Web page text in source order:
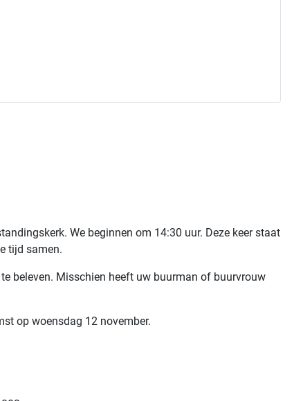
We beginnen om 14:30 uur. Deze keer staat
tijd samen.
beleven. Misschien heeft uw buurman of buurvrouw
op woensdag 12 november.